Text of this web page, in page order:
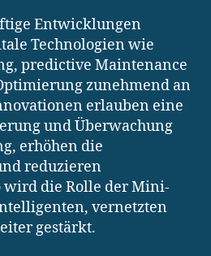
Entwicklungen
Technologien wie
predictive Maintenance
zunehmend an
erlauben eine
und Überwachung
erhöhen die
reduzieren
wird die Rolle der Mini-
vernetzten
gestärkt.